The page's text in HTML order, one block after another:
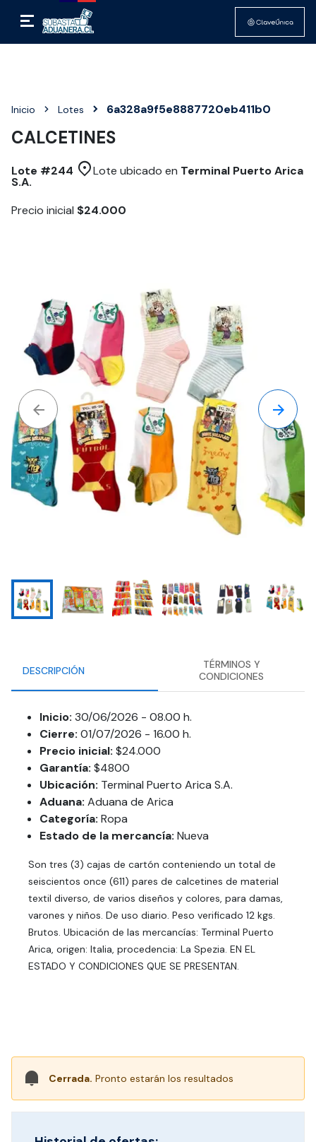
Inicio Lotes 6a328a9f5e8887720eb411b0
CALCETINES
Lote #244 Lote ubicado en Terminal Puerto Arica
S.A.
Precio inicial $24.000
DESCRIPCIÓN
TÉRMINOS Y
CONDICIONES
Inicio: 30/06/2026 - 08.00 h.
Cierre: 01/07/2026 - 16.00 h.
Precio inicial: $24.000
Garantía: $4800
Ubicación: Terminal Puerto Arica S.A.
Aduana: Aduana de Arica
Categoría: Ropa
Estado de la mercancía: Nueva
Son tres (3) cajas de cartón conteniendo un total de
seiscientos once (611) pares de calcetines de material
textil diverso, de varios diseños y colores, para damas,
varones y niños. De uso diario. Peso verificado 12 kgs.
Brutos. Ubicación de las mercancías: Terminal Puerto
Arica, origen: Italia, procedencia: La Spezia. EN EL
ESTADO Y CONDICIONES QUE SE PRESENTAN.
Cerrada. Pronto estarán los resultados